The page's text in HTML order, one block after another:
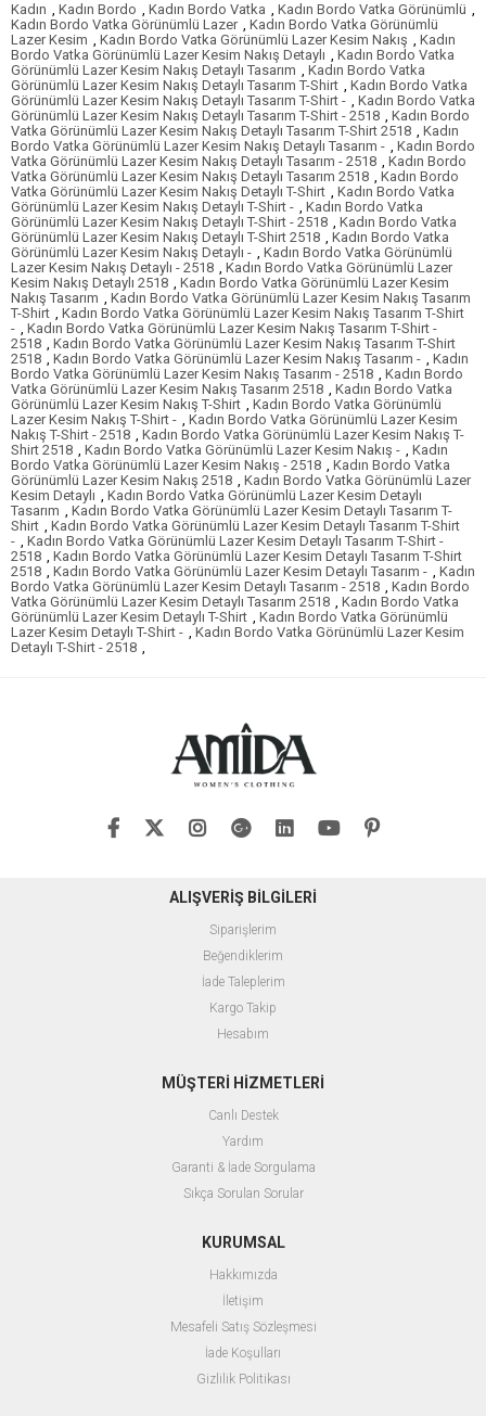
Kadın , Kadın Bordo , Kadın Bordo Vatka , Kadın Bordo Vatka Görünümlü ,
Kadın Bordo Vatka Görünümlü Lazer , Kadın Bordo Vatka Görünümlü
Lazer Kesim , Kadın Bordo Vatka Görünümlü Lazer Kesim Nakış , Kadın
Bordo Vatka Görünümlü Lazer Kesim Nakış Detaylı , Kadın Bordo Vatka
Görünümlü Lazer Kesim Nakış Detaylı Tasarım , Kadın Bordo Vatka
Görünümlü Lazer Kesim Nakış Detaylı Tasarım T-Shirt , Kadın Bordo Vatka
Görünümlü Lazer Kesim Nakış Detaylı Tasarım T-Shirt - , Kadın Bordo Vatka
Görünümlü Lazer Kesim Nakış Detaylı Tasarım T-Shirt - 2518 , Kadın Bordo
Vatka Görünümlü Lazer Kesim Nakış Detaylı Tasarım T-Shirt 2518 , Kadın
Bordo Vatka Görünümlü Lazer Kesim Nakış Detaylı Tasarım - , Kadın Bordo
Vatka Görünümlü Lazer Kesim Nakış Detaylı Tasarım - 2518 , Kadın Bordo
Vatka Görünümlü Lazer Kesim Nakış Detaylı Tasarım 2518 , Kadın Bordo
Vatka Görünümlü Lazer Kesim Nakış Detaylı T-Shirt , Kadın Bordo Vatka
Görünümlü Lazer Kesim Nakış Detaylı T-Shirt - , Kadın Bordo Vatka
Görünümlü Lazer Kesim Nakış Detaylı T-Shirt - 2518 , Kadın Bordo Vatka
Görünümlü Lazer Kesim Nakış Detaylı T-Shirt 2518 , Kadın Bordo Vatka
Görünümlü Lazer Kesim Nakış Detaylı - , Kadın Bordo Vatka Görünümlü
Lazer Kesim Nakış Detaylı - 2518 , Kadın Bordo Vatka Görünümlü Lazer
Kesim Nakış Detaylı 2518 , Kadın Bordo Vatka Görünümlü Lazer Kesim
Nakış Tasarım , Kadın Bordo Vatka Görünümlü Lazer Kesim Nakış Tasarım
T-Shirt , Kadın Bordo Vatka Görünümlü Lazer Kesim Nakış Tasarım T-Shirt
- , Kadın Bordo Vatka Görünümlü Lazer Kesim Nakış Tasarım T-Shirt -
2518 , Kadın Bordo Vatka Görünümlü Lazer Kesim Nakış Tasarım T-Shirt
2518 , Kadın Bordo Vatka Görünümlü Lazer Kesim Nakış Tasarım - , Kadın
Bordo Vatka Görünümlü Lazer Kesim Nakış Tasarım - 2518 , Kadın Bordo
Vatka Görünümlü Lazer Kesim Nakış Tasarım 2518 , Kadın Bordo Vatka
Görünümlü Lazer Kesim Nakış T-Shirt , Kadın Bordo Vatka Görünümlü
Lazer Kesim Nakış T-Shirt - , Kadın Bordo Vatka Görünümlü Lazer Kesim
Nakış T-Shirt - 2518 , Kadın Bordo Vatka Görünümlü Lazer Kesim Nakış T-
Shirt 2518 , Kadın Bordo Vatka Görünümlü Lazer Kesim Nakış - , Kadın
Bordo Vatka Görünümlü Lazer Kesim Nakış - 2518 , Kadın Bordo Vatka
Görünümlü Lazer Kesim Nakış 2518 , Kadın Bordo Vatka Görünümlü Lazer
Kesim Detaylı , Kadın Bordo Vatka Görünümlü Lazer Kesim Detaylı
Tasarım , Kadın Bordo Vatka Görünümlü Lazer Kesim Detaylı Tasarım T-
Shirt , Kadın Bordo Vatka Görünümlü Lazer Kesim Detaylı Tasarım T-Shirt
- , Kadın Bordo Vatka Görünümlü Lazer Kesim Detaylı Tasarım T-Shirt -
2518 , Kadın Bordo Vatka Görünümlü Lazer Kesim Detaylı Tasarım T-Shirt
2518 , Kadın Bordo Vatka Görünümlü Lazer Kesim Detaylı Tasarım - , Kadın
Bordo Vatka Görünümlü Lazer Kesim Detaylı Tasarım - 2518 , Kadın Bordo
Vatka Görünümlü Lazer Kesim Detaylı Tasarım 2518 , Kadın Bordo Vatka
Görünümlü Lazer Kesim Detaylı T-Shirt , Kadın Bordo Vatka Görünümlü
Lazer Kesim Detaylı T-Shirt - , Kadın Bordo Vatka Görünümlü Lazer Kesim
Detaylı T-Shirt - 2518 ,
ALIŞVERİŞ BİLGİLERİ
Siparişlerim
Beğendiklerim
İade Taleplerim
Kargo Takip
Hesabım
MÜŞTERİ HİZMETLERİ
Canlı Destek
Yardım
Garanti & İade Sorgulama
Sıkça Sorulan Sorular
KURUMSAL
Hakkımızda
İletişim
Mesafeli Satış Sözleşmesi
İade Koşulları
Gizlilik Politikası